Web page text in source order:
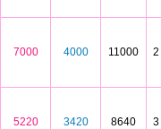
7000 4000 11000 2
5220 3420 8640 3